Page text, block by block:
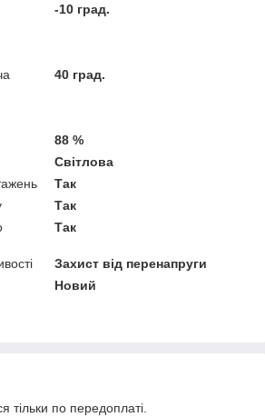
-10 град.
40 град.
88 %
Світлова
Так
Так
Так
Захист від перенапруги
Новий
тільки по передоплаті.